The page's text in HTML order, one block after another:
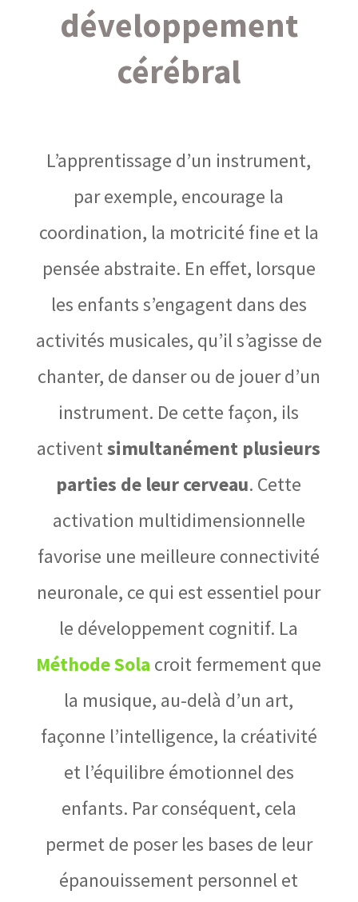
développement
cérébral
L’apprentissage d’un instrument,
par exemple, encourage la
coordination, la motricité fine et la
pensée abstraite. En effet, lorsque
les enfants s’engagent dans des
activités musicales, qu’il s’agisse de
chanter, de danser ou de jouer d’un
instrument. De cette façon, ils
activentsimultanément plusieurs
parties de leur cerveau. Cette
activation multidimensionnelle
favorise une meilleure connectivité
neuronale, ce qui est essentiel pour
le développement cognitif. La
Méthode Sola croit fermement que
la musique, au-delà d’un art,
façonne l’intelligence, la créativité
et l’équilibre émotionnel des
enfants. Par conséquent, cela
permet de poser les bases de leur
épanouissement personnel et